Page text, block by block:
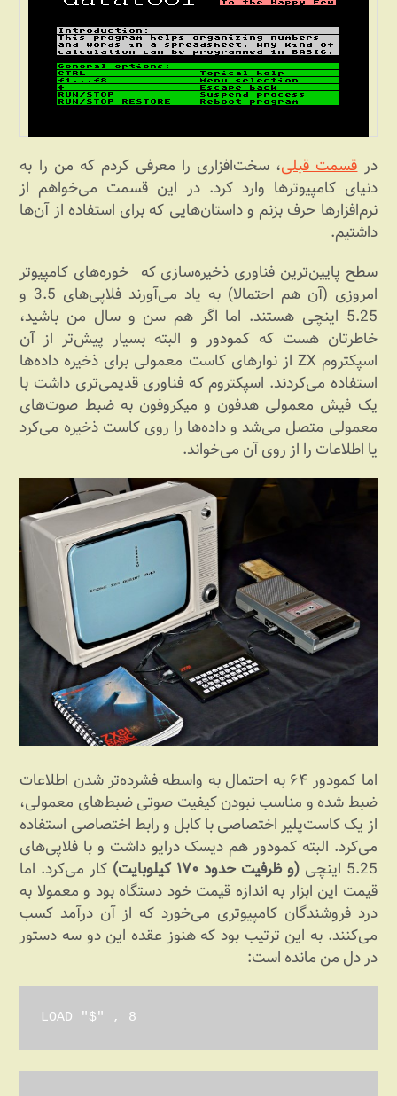
درقسمت قبلی، سخت‌افزاری را معرفی کردم که من را به
دنیای کامپیوترها وارد کرد. در این قسمت می‌خواهم از
نرم‌افزارها حرف بزنم و داستان‌هایی که برای استفاده از آن‌ها
داشتیم.
سطح پایین‌ترین فناوری ذخیره‌سازی که خوره‌های کامپیوتر
امروزی (آن هم احتمالا) به یاد می‌آورند فلاپی‌های 3.5 و
5.25 اینچی هستند. اما اگر هم سن و سال من باشید،
خاطرتان هست که کمودور و البته بسیار پیش‌تر از آن
اسپکتروم ZX از نوارهای کاست معمولی برای ذخیره داده‌ها
استفاده می‌کردند. اسپکتروم که فناوری قدیمی‌تری داشت با
یک فیش معمولی هدفون و میکروفون به ضبط صوت‌های
معمولی متصل می‌شد و داده‌ها را روی کاست ذخیره می‌کرد
یا اطلاعات را از روی آن می‌خواند.
اما کمودور ۶۴ به احتمال به واسطه فشرده‌تر شدن اطلاعات
ضبط شده و مناسب نبودن کیفیت صوتی ضبط‌های معمولی،
از یک کاست‌پلیر اختصاصی با کابل و رابط اختصاصی استفاده
می‌کرد. البته کمودور هم دیسک درایو داشت و با فلاپی‌های
5.25 اینچی
(و ظرفیت حدود ۱۷۰ کیلوبایت)
کار می‌کرد. اما
قیمت این ابزار به اندازه قیمت خود دستگاه بود و معمولا به
درد فروشندگان کامپیوتری می‌خورد که از آن درآمد کسب
می‌کنند. به این ترتیب بود که هنوز عقده این دو سه دستور
در دل من مانده است:
LOAD "$" , 8